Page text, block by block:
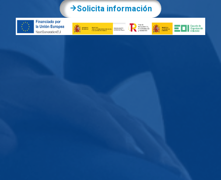
Solicita información